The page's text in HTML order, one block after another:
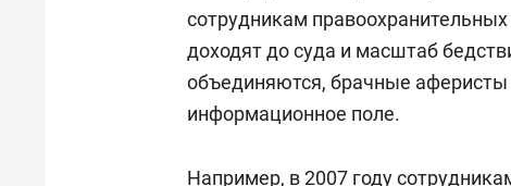
сотрудникам
доходят до суда и масштаб
объединяются, брачные
информационное поле.
Например, в 2007 году